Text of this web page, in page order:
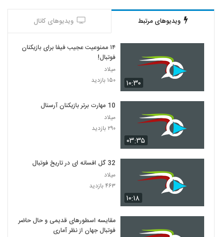
ویدیوهای مرتبط ویدیوهای کانال
۱۰:۳۰
۱۴ ممنوعیت عجیب فیفا برای بازیکنان
فوتبال!
میلاد
۱۵۰ بازدید
۰۳:۳۵
10 مهارت برتر بازیکنان آرسنال
میلاد
۲۹۰ بازدید
۱۰:۱۸
32 گل افسانه ای در تاریخ فوتبال
میلاد
۴۶۳ بازدید
مقایسه اسطورهای قدیمی و حال حاضر
فوتبال جهان از نظر آماری